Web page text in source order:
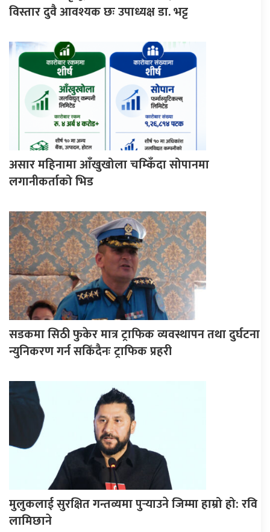
विस्तार दुवै आवश्यक छः उपाध्यक्ष डा. भट्ट
असार महिनामा आँखुखोला चम्किँदा सोपानमा
लगानीकर्ताको भिड
सडकमा सिठी फुकेर मात्र ट्राफिक व्यवस्थापन तथा दुर्घटना
न्युनिकरण गर्न सकिँदैनः ट्राफिक प्रहरी
मुलुकलाई सुरक्षित गन्तव्यमा पुर्‍याउने जिम्मा हाम्रो हो: रवि
लामिछाने